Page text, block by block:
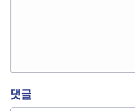
댓글